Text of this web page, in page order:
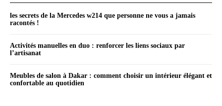
les secrets de la Mercedes w214 que personne ne vous a jamais
racontés !
Activités manuelles en duo : renforcer les liens sociaux par
l’artisanat
Meubles de salon à Dakar : comment choisir un intérieur élégant et
confortable au quotidien